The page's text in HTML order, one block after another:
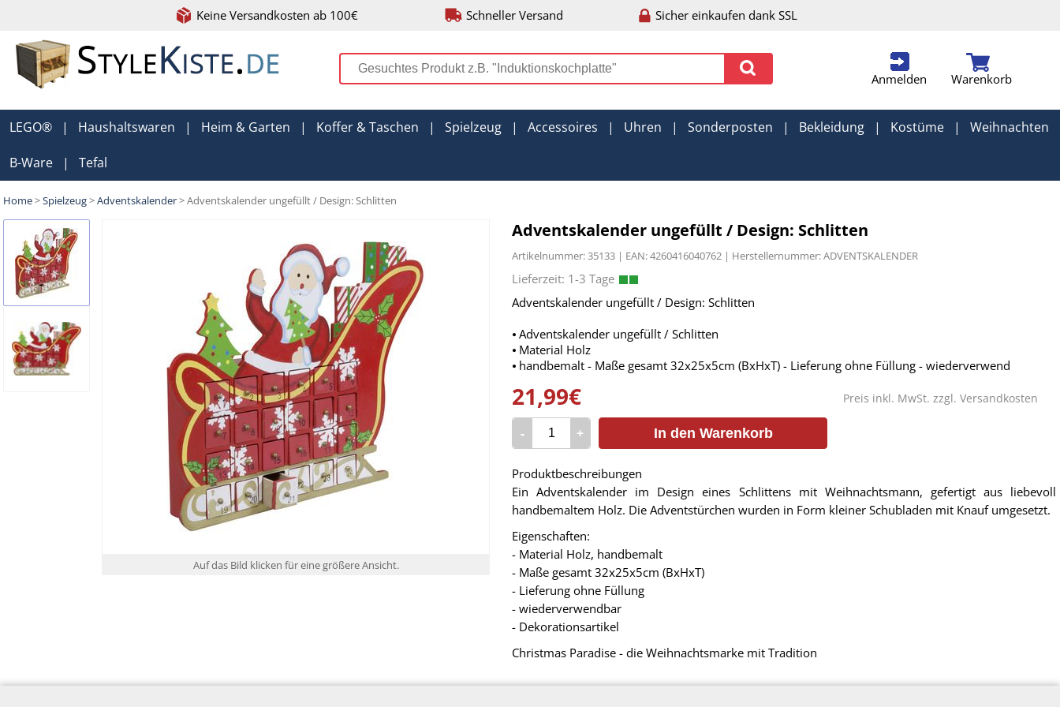
Keine Versandkosten ab 100€ Schneller Versand Sicher einkaufen dank SSL
Anmelden Warenkorb
LEGO® | Haushaltswaren | Heim & Garten | Koffer & Taschen | Spielzeug | Accessoires | Uhren | Sonderposten | Bekleidung | Kostüme | Weihnachten
B-Ware | Tefal
Home>Spielzeug>Adventskalender> Adventskalender ungefüllt / Design: Schlitten
Auf das Bild klicken für eine größere Ansicht.
Adventskalender ungefüllt / Design: Schlitten
Artikelnummer: 35133 | EAN: 4260416040762 | Herstellernummer: ADVENTSKALENDER
Adventskalender ungefüllt / Design: Schlitten
⦁ Adventskalender ungefüllt / Schlitten
⦁ Material Holz
⦁ handbemalt - Maße gesamt 32x25x5cm (BxHxT) - Lieferung ohne Füllung - wiederverwend
Preis inkl. MwSt. zzgl. Versandkosten
21,99€
- + In den Warenkorb
Produktbeschreibungen
Ein Adventskalender im Design eines Schlittens mit Weihnachtsmann, gefertigt aus liebevoll
handbemaltem Holz. Die Adventstürchen wurden in Form kleiner Schubladen mit Knauf umgesetzt.
Eigenschaften:
- Material Holz, handbemalt
- Maße gesamt 32x25x5cm (BxHxT)
- Lieferung ohne Füllung
- wiederverwendbar
- Dekorationsartikel
Christmas Paradise - die Weihnachtsmarke mit Tradition